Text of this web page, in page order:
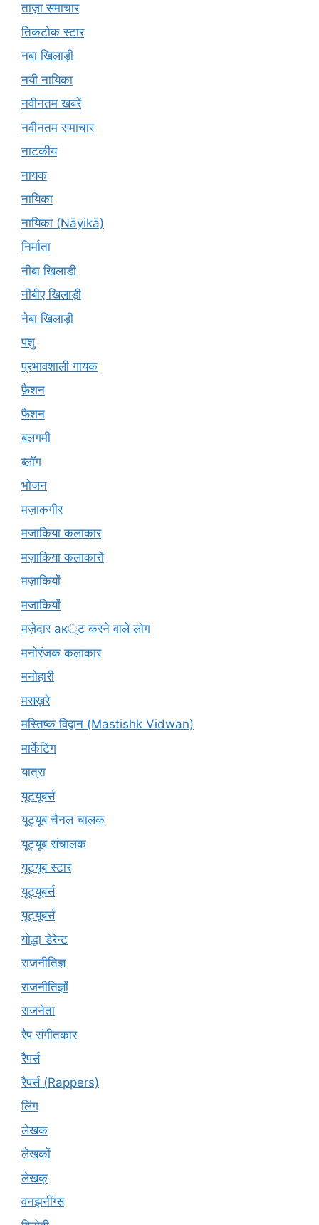
ताज़ा समाचार
तिकटोक स्टार
नबा खिलाड़ी
नयी नायिका
नवीनतम खबरें
नवीनतम समाचार
नाटकीय
नायक
नायिका
नायिका (Nāyikā)
निर्माता
नीबा खिलाड़ी
नीबीए खिलाड़ी
नेबा खिलाड़ी
पशु
प्रभावशाली गायक
फ़ैशन
फैशन
बलगमी
ब्लॉग
भोजन
मज़ाकगीर
मजाकिया कलाकार
मज़ाकिया कलाकारों
मज़ाकियों
मजाकियों
मज़ेदार ак्ट करने वाले लोग
मनोरंजक कलाकार
मनोहारी
मसख़रे
मस्तिष्क विद्वान (Mastishk Vidwan)
मार्केटिंग
यात्रा
यूटयूबर्स
यूट्यूब चैनल चालक
यूट्यूब संचालक
यूट्यूब स्टार
यूट्यूबर्स
यूट्‍यूबर्स
योद्धा डेरेन्ट
राजनीतिज्ञ
राजनीतिज्ञों
राजनेता
रैप संगीतकार
रैपर्स
रैपर्स (Rappers)
लिंग
लेखक
लेखकों
लेखक्
वनझनींग्स